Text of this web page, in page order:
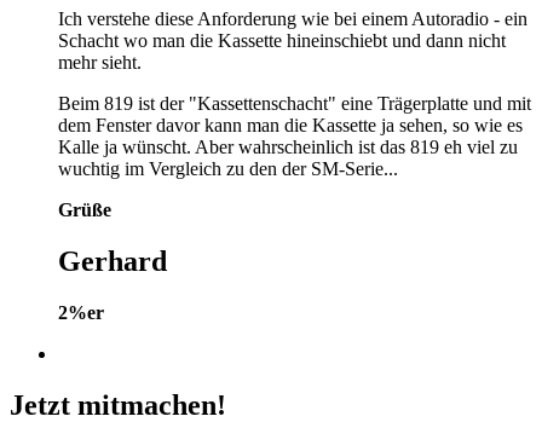
Ich verstehe diese Anforderung wie bei einem Autoradio - ein
Schacht wo man die Kassette hineinschiebt und dann nicht
mehr sieht.
Beim 819 ist der "Kassettenschacht" eine Trägerplatte und mit
dem Fenster davor kann man die Kassette ja sehen, so wie es
Kalle ja wünscht. Aber wahrscheinlich ist das 819 eh viel zu
wuchtig im Vergleich zu den der SM-Serie...
Grüße
Gerhard
2%er
Jetzt mitmachen!